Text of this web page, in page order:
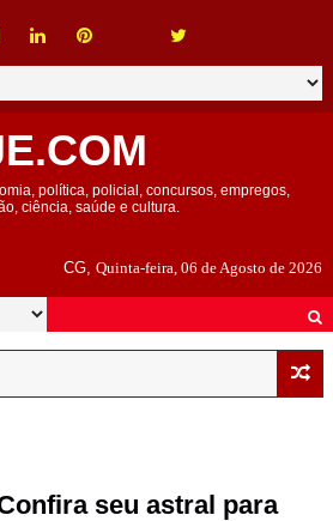
política, policial, concursos, empregos,
ciência, saúde e cultura.
CG,Quinta-feira, 06 de Agosto de 2026
seu astral para